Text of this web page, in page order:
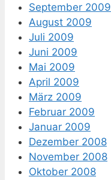
September 2009
August 2009
Juli 2009
Juni 2009
Mai 2009
April 2009
März 2009
Februar 2009
Januar 2009
Dezember 2008
November 2008
Oktober 2008